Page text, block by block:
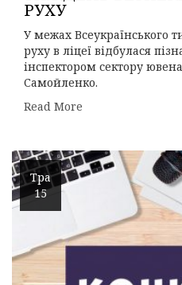
РУХУ
У межах Всеукраїнського
руху в ліцеї відбулася
інспектором сектору
Самойленко.
Read More
Тра
15